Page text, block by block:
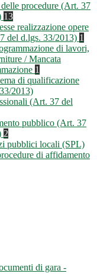
procedure (Art. 37
13
realizzazione opere
del d.lgs. 33/2013) 1
di lavori,
/ Mancata
1
di qualificazione
2013)
(Art. 37 del
pubblico (Art. 37
2
pubblici locali (SPL)
di affidamento
di gara -